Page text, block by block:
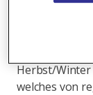
entspricht.
Herbst/Winter
welches von